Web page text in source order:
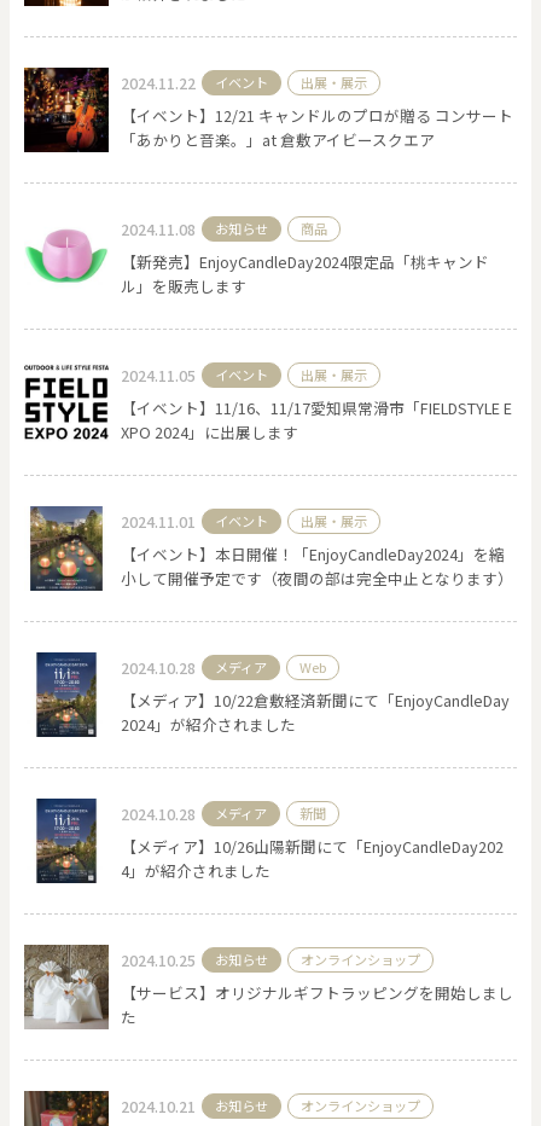
2024.11.22 イベント 出展・展示
【イベント】12/21 キャンドルのプロが贈る コンサート
「あかりと音楽。」at 倉敷アイビースクエア
2024.11.08 お知らせ 商品
【新発売】EnjoyCandleDay2024限定品「桃キャンド
ル」を販売します
2024.11.05 イベント 出展・展示
【イベント】11/16、11/17愛知県常滑市「FIELDSTYLE E
XPO 2024」に出展します
2024.11.01 イベント 出展・展示
【イベント】本日開催！「EnjoyCandleDay2024」を縮
小して開催予定です（夜間の部は完全中止となります）
2024.10.28 メディア Web
【メディア】10/22倉敷経済新聞にて「EnjoyCandleDay
2024」が紹介されました
2024.10.28 メディア 新聞
【メディア】10/26山陽新聞にて「EnjoyCandleDay202
4」が紹介されました
2024.10.25 お知らせ オンラインショップ
【サービス】オリジナルギフトラッピングを開始しまし
た
2024.10.21 お知らせ オンラインショップ